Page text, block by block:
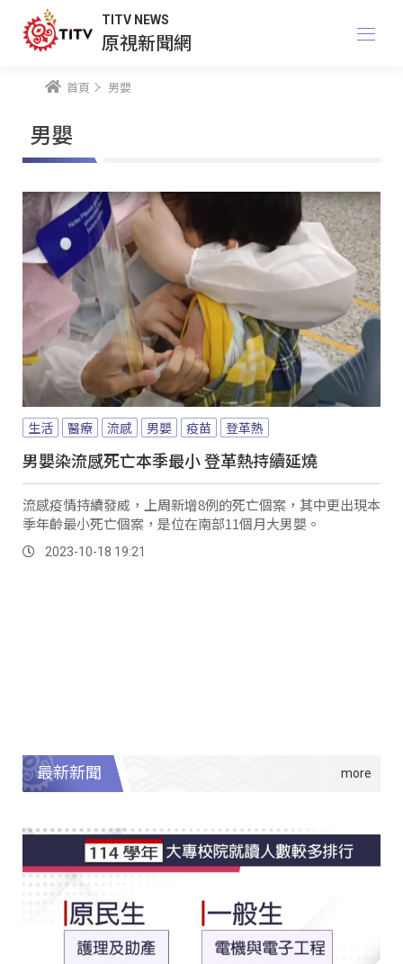
TITV NEWS
原視新聞網
首頁 男嬰
男嬰
生活 醫療 流感 男嬰 疫苗 登革熱
男嬰染流感死亡本季最小 登革熱持續延燒
流感疫情持續發威，上周新增8例的死亡個案，其中更出現本
季年齡最小死亡個案，是位在南部11個月大男嬰。
2023-10-18 19:21
最新新聞